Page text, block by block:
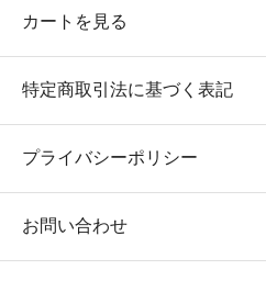
カートを見る
特定商取引法に基づく表記
プライバシーポリシー
お問い合わせ